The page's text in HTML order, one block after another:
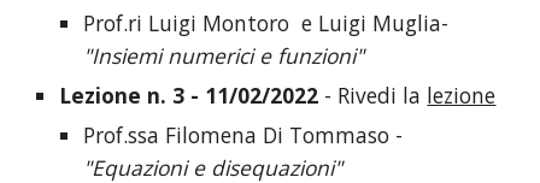
"Insiemi numerici e funzioni"
Lezione n. 3 - 11/02/2022 - Rivedi la lezione
"Equazioni e disequazioni"